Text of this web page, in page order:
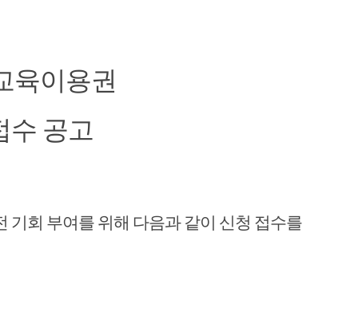
육이용권
수 공고
회 부여를 위해 다음과 같이 신청 접수를